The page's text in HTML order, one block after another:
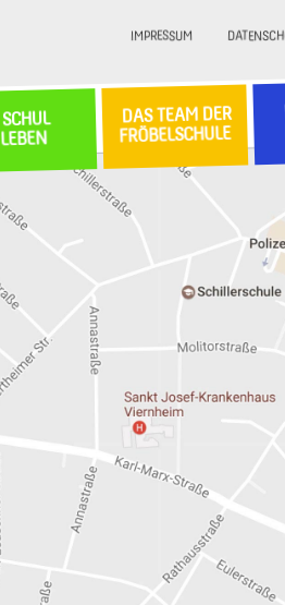
IMPRESSUM
SCHUL
LEBEN
DAS TEAM DER
FRÖBELSCHULE